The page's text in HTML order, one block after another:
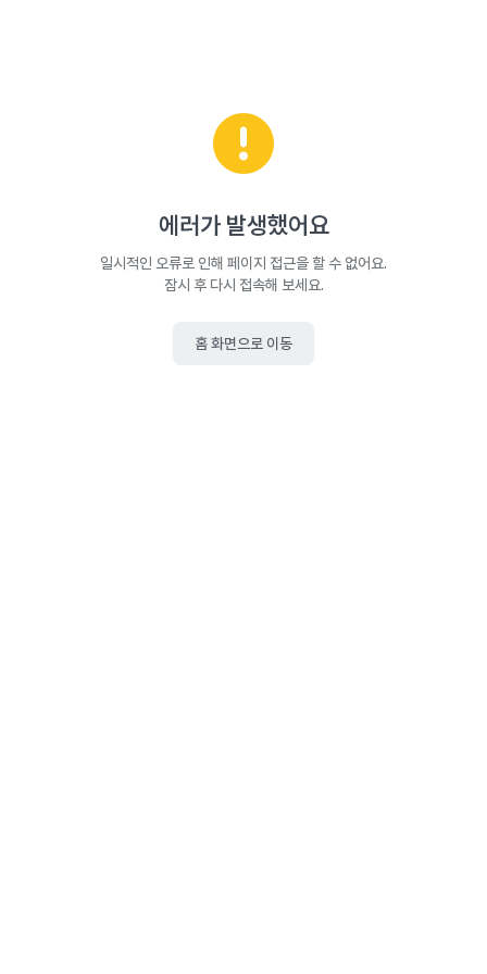
에러가 발생했어요
일시적인 오류로 인해 페이지 접근을 할 수 없어요.
잠시 후 다시 접속해 보세요.
홈 화면으로 이동